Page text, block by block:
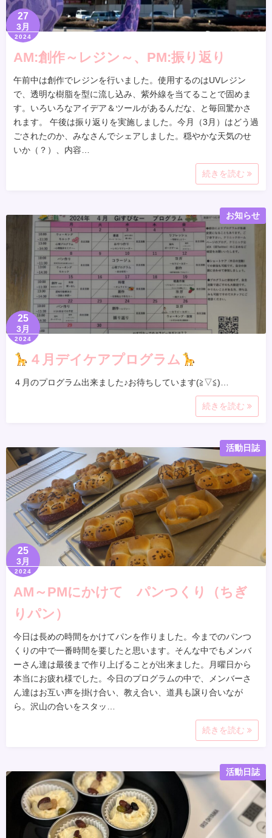
27
3月
2024
AM:創作～レジン～、PM:振り返り
午前中は創作でレジンを行いました。使用するのはUVレジン
で、透明な樹脂を型に流し込み、紫外線を当てることで固めま
す。いろいろなアイデア＆ツールがあるんだな、と毎回驚かさ
れます。 午後は振り返りを実施しました。今月（3月）はどう過
ごされたのか、みなさんでシェアしました。穏やかな天気のせ
いか（？）、内容…
続きを読む
お知らせ
25
3月
2024
４月デイケアプログラム
４月のプログラム出来ました♪お待ちしています(≧▽≦)…
続きを読む
活動日誌
25
3月
2024
AM～PMにかけて パンつくり（ちぎ
りパン）
今日は長めの時間をかけてパンを作りました。今までのパンつ
くりの中で一番時間を要したと思います。そんな中でもメンバ
ーさん達は最後まで作り上げることが出来ました。月曜日から
本当にお疲れ様でした。今日のプログラムの中で、メンバーさ
ん達はお互い声を掛け合い、教え合い、道具も譲り合いなが
ら。沢山の合いをスタッ…
続きを読む
活動日誌